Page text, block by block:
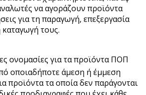
να αγοράζουν προϊόντα
για τη παραγωγή, επεξεργασία
τους.
ονομασίες για τα προϊόντα ΠΟΠ
οποιαδήποτε άμεση ή έμμεση
προϊόντα τα οποία δεν παράγονται